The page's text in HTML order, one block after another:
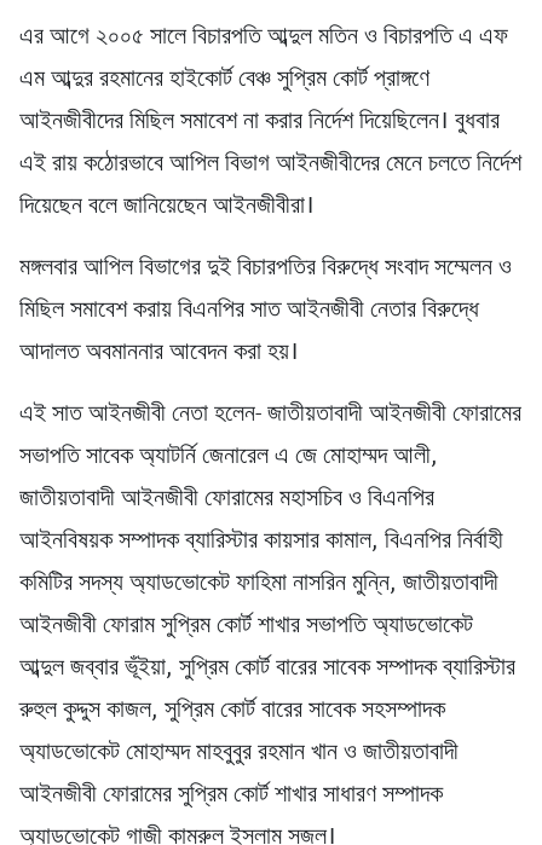
এর আগে ২০০৫ সালে বিচারপতি আব্দুল মতিন ও বিচারপতি এ এফ
এম আব্দুর রহমানের হাইকোর্ট বেঞ্চ সুপ্রিম কোর্ট প্রাঙ্গণে
আইনজীবীদের মিছিল সমাবেশ না করার নির্দেশ দিয়েছিলেন। বুধবার
এই রায় কঠোরভাবে আপিল বিভাগ আইনজীবীদের মেনে চলতে নির্দেশ
দিয়েছেন বলে জানিয়েছেন আইনজীবীরা।
মঙ্গলবার আপিল বিভাগের দুই বিচারপতির বিরুদ্ধে সংবাদ সম্মেলন ও
মিছিল সমাবেশ করায় বিএনপির সাত আইনজীবী নেতার বিরুদ্ধে
আদালত অবমাননার আবেদন করা হয়।
এই সাত আইনজীবী নেতা হলেন- জাতীয়তাবাদী আইনজীবী ফোরামের
সভাপতি সাবেক অ্যাটর্নি জেনারেল এ জে মোহাম্মদ আলী,
জাতীয়তাবাদী আইনজীবী ফোরামের মহাসচিব ও বিএনপির
আইনবিষয়ক সম্পাদক ব্যারিস্টার কায়সার কামাল, বিএনপির নির্বাহী
কমিটির সদস্য অ্যাডভোকেট ফাহিমা নাসরিন মুন্নি, জাতীয়তাবাদী
আইনজীবী ফোরাম সুপ্রিম কোর্ট শাখার সভাপতি অ্যাডভোকেট
আব্দুল জব্বার ভূঁইয়া, সুপ্রিম কোর্ট বারের সাবেক সম্পাদক ব্যারিস্টার
রুহুল কুদ্দুস কাজল, সুপ্রিম কোর্ট বারের সাবেক সহসম্পাদক
অ্যাডভোকেট মোহাম্মদ মাহবুবুর রহমান খান ও জাতীয়তাবাদী
আইনজীবী ফোরামের সুপ্রিম কোর্ট শাখার সাধারণ সম্পাদক